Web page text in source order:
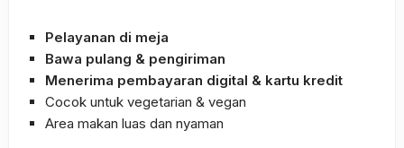
Pelayanan di meja
Bawa pulang & pengiriman
Menerima pembayaran digital & kartu kredit
Cocok untuk vegetarian & vegan
Area makan luas dan nyaman